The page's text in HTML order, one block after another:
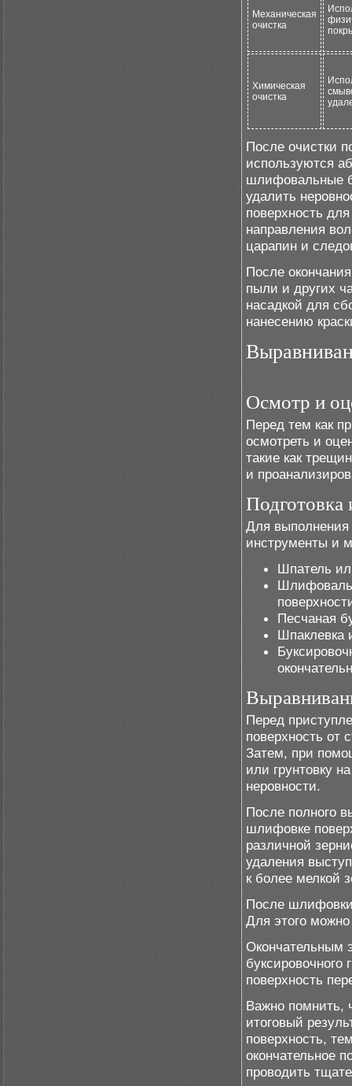
Механическая
очистка
Химическая
очистка
После очистки
используются
шлифовальные
удалить
поверхность
направления
царапин и
После
пыли и других
насадкой для
нанесению
Осмотр и
Перед тем как
осмотреть и
такие как
и
Подготовка
Для выполнения
инструменты и
Шпатель
Песчаная
Шпаклевка
Перед
поверхность от
Затем, при
или грунтовку
неровности.
После полного
шлифовке
различной
удаления
к более мелкой
После
Для этого
Окончательным
поверхность
Важно помнить,
итоговый
поверхность,
окончательное
проводить